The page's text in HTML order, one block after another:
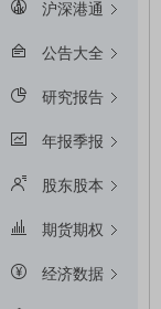
沪深港通
公告大全
研究报告
年报季报
股东股本
期货期权
经济数据